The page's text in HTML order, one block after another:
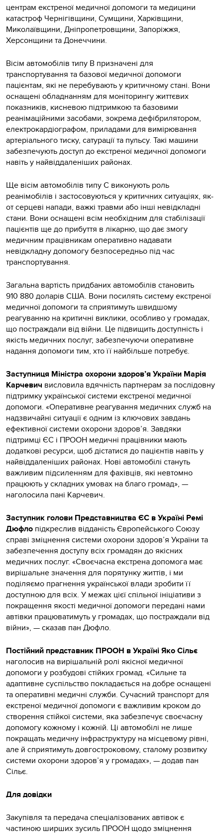
центрам екстреної медичної допомоги та медицини
катастроф Чернігівщини, Сумщини, Харківщини,
Миколаївщини, Дніпропетровщини, Запоріжжя,
Херсонщини та Донеччини.
Вісім автомобілів типу B призначені для
транспортування та базової медичної допомоги
пацієнтам, які не перебувають у критичному стані. Вони
оснащені обладнанням для моніторингу життєвих
показників, кисневою підтримкою та базовими
реанімаційними засобами, зокрема дефібрилятором,
електрокардіографом, приладами для вимірювання
артеріального тиску, сатурації та пульсу. Такі машини
забезпечують доступ до екстреної медичної допомоги
навіть у найвіддаленіших районах.
Ще вісім автомобілів типу C виконують роль
реанімобілів і застосовуються у критичних ситуаціях, як-
от серцеві напади, важкі травми або інші невідкладні
стани. Вони оснащені всім необхідним для стабілізації
пацієнтів ще до прибуття в лікарню, що дає змогу
медичним працівникам оперативно надавати
невідкладну допомогу безпосередньо під час
транспортування.
Загальна вартість придбаних автомобілів становить
910 880 доларів США. Вони посилять систему екстреної
медичної допомоги та сприятимуть швидшому
реагуванню на критичні виклики, особливо у громадах,
що постраждали від війни. Це підвищить доступність і
якість медичних послуг, забезпечуючи оперативне
надання допомоги тим, хто її найбільше потребує.
Заступниця Міністра охорони здоров’я України Марія
Карчевич висловила вдячність партнерам за послідовну
підтримку української системи екстреної медичної
допомоги. «Оперативне реагування медичних служб на
надзвичайні ситуації є одним із ключових завдань
ефективної системи охорони здоров’я. Завдяки
підтримці ЄС і ПРООН медичні працівники мають
додаткові ресурси, щоб дістатися до пацієнтів навіть у
найвіддаленіших районах. Нові автомобілі стануть
важливим підсиленням для фахівців, які невтомно
працюють у складних умовах на благо громад», —
наголосила пані Карчевич.
Заступник голови Представництва ЄС в Україні Ремі
Дюфло підкреслив відданість Європейського Союзу
справі зміцнення системи охорони здоров’я України та
забезпечення доступу всіх громадян до якісних
медичних послуг. «Своєчасна екстрена допомога має
вирішальне значення для порятунку життів, і ми
поділяємо прагнення української влади зробити її
доступною для всіх. У межах цієї спільної ініціативи з
покращення якості медичної допомоги передані нами
автівки працюватимуть у громадах, що постраждали від
війни», — сказав пан Дюфло.
Постійний представник ПРООН в Україні Яко Сільє
наголосив на вирішальній ролі якісної медичної
допомоги у розбудові стійких громад. «Сильне та
адаптивне суспільство покладається на добре оснащені
та оперативні медичні служби. Сучасний транспорт для
екстреної медичної допомоги є важливим кроком до
створення стійкої системи, яка забезпечує своєчасну
допомогу кожному і кожній. Ці автомобілі не лише
покращать медичну інфраструктуру на місцевому рівні,
але й сприятимуть довгостроковому, сталому розвитку
системи охорони здоров’я у громадах», — додав пан
Сільє.
Для довідки
Закупівля та передача спеціалізованих автівок є
частиною ширших зусиль ПРООН щодо зміцнення